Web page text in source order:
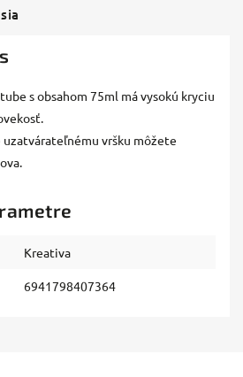
s obsahom 75ml má vysokú kryciu
uzatvárateľnému vršku môžete
Kreativa
6941798407364